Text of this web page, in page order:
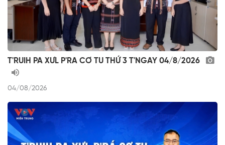
T'RUIH PA XƯL P'RA CƠ TU THỨ 3 T'NGAY 04/8/2026
04/08/2026